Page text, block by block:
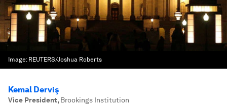
Image: REUTERS/Joshua Roberts
Kemal Derviş
Vice President, Brookings Institution